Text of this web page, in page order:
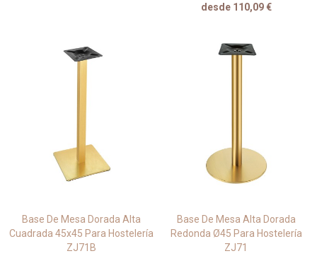
desde 110,09 €
Base De Mesa Dorada Alta
Cuadrada 45x45 Para Hostelería
ZJ71B
Base De Mesa Alta Dorada
Redonda Ø45 Para Hostelería
ZJ71